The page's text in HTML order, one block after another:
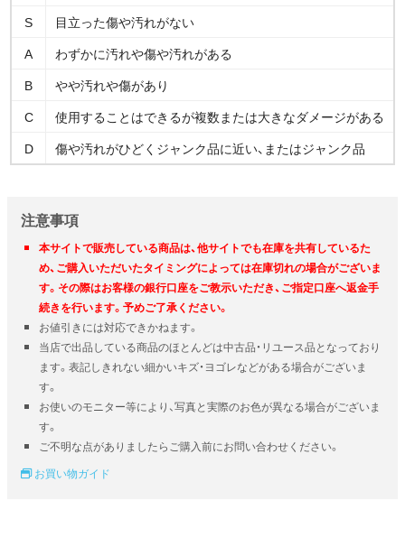
S
目立った傷や汚れがない
A
わずかに汚れや傷や汚れがある
B
やや汚れや傷があり
C
使用することはできるが複数または大きなダメージがある
D
傷や汚れがひどくジャンク品に近い、またはジャンク品
注意事項
本サイトで販売している商品は、他サイトでも在庫を共有しているた
め、ご購入いただいたタイミングによっては在庫切れの場合がございま
す。その際はお客様の銀行口座をご教示いただき、ご指定口座へ返金手
続きを行います。予めご了承ください。
お値引きには対応できかねます。
当店で出品している商品のほとんどは中古品・リユース品となっており
ます。表記しきれない細かいキズ・ヨゴレなどがある場合がございま
す。
お使いのモニター等により、写真と実際のお色が異なる場合がございま
す。
ご不明な点がありましたらご購入前にお問い合わせください。
お買い物ガイド